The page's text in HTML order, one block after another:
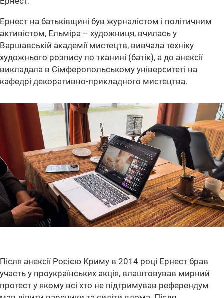
Ернест на батьківщині був журналістом і політичним
активістом, Ельміра – художниця, вчилась у
Варшавській академії мистецтв, вивчала техніку
художнього розпису по тканині (батік), а до анексії
викладала в Сімферопольському університеті на
кафедрі декоративно-прикладного мистецтва.
Після анексії Росією Криму в 2014 році Ернест брав
участь у проукраїнських акція, влаштовував мирний
протест у якому всі хто не підтримував референдум